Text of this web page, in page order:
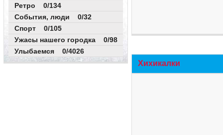
Ретро 0/134
События, люди 0/32
Спорт 0/105
Ужасы нашего городка 0/98
Улыбаемся 0/4026
Хихикалки